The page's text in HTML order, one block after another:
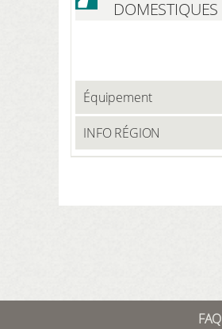
DOMESTIQUES
Équipement
INFO RÉGION
FAQ